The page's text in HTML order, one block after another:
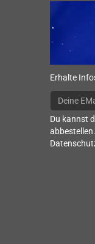
Erhalte
Du kannst